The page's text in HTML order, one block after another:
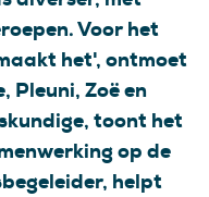
Voor het
het', ontmoet
Pleuni, Zoë en
toont het
op de
helpt